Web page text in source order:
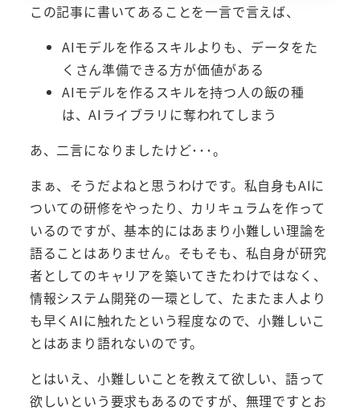
この記事に書いてあることを一言で言えば、
AIモデルを作るスキルよりも、データをた
くさん準備できる方が価値がある
AIモデルを作るスキルを持つ人の飯の種
は、AIライブラリに奪われてしまう
あ、二言になりましたけど･･･。
まぁ、そうだよねと思うわけです。私自身もAIに
ついての研修をやったり、カリキュラムを作って
いるのですが、基本的にはあまり小難しい理論を
語ることはありません。そもそも、私自身が研究
者としてのキャリアを築いてきたわけではなく、
情報システム開発の一環として、たまたま人より
も早くAIに触れたという程度なので、小難しいこ
とはあまり語れないのです。
とはいえ、小難しいことを教えて欲しい、語って
欲しいという要求もあるのですが、無理ですとお